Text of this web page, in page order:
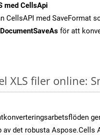
med CellsApi
CellsAPI med SaveFormat
för att
XLS filer online:
det robusta Aspose.Cells